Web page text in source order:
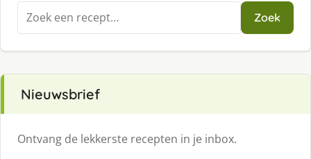
Zoeken
naar:
Zoek
Nieuwsbrief
Ontvang de lekkerste recepten in je inbox.